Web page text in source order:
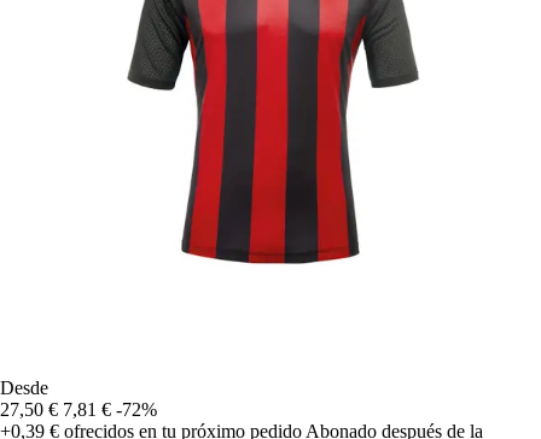
Desde
27,50 € 7,81 € -72%
+0,39 € ofrecidos en tu próximo pedido Abonado después de la